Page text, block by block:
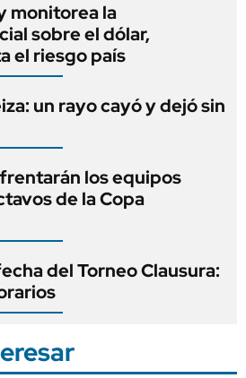
monitorea la
sobre el dólar,
el riesgo país
un rayo cayó y dejó sin
los equipos
de la Copa
del Torneo Clausura: